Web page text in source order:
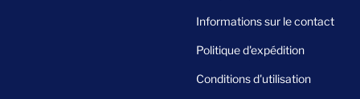
Informations sur le contact
Politique d'expédition
Conditions d'utilisation